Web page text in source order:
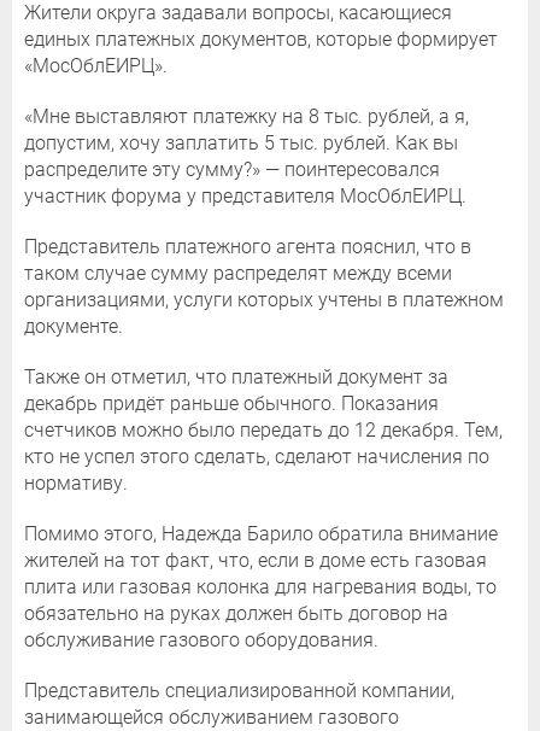
Жители округа задавали вопросы, касающиеся
единых платежных документов, которые формирует
«МосОблЕИРЦ».
«Мне выставляют платежку на 8 тыс. рублей, а я,
допустим, хочу заплатить 5 тыс. рублей. Как вы
распределите эту сумму?» — поинтересовался
участник форума у представителя МосОблЕИРЦ.
Представитель платежного агента пояснил, что в
таком случае сумму распределят между всеми
организациями, услуги которых учтены в платежном
документе.
Также он отметил, что платежный документ за
декабрь придёт раньше обычного. Показания
счетчиков можно было передать до 12 декабря. Тем,
кто не успел этого сделать, сделают начисления по
нормативу.
Помимо этого, Надежда Барило обратила внимание
жителей на тот факт, что, если в доме есть газовая
плита или газовая колонка для нагревания воды, то
обязательно на руках должен быть договор на
обслуживание газового оборудования.
Представитель специализированной компании,
занимающейся обслуживанием газового